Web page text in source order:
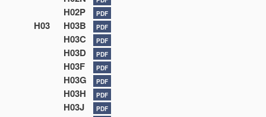
H02P PDF
H03 H03B PDF
H03C PDF
H03D PDF
H03F PDF
H03G PDF
H03H PDF
H03J PDF